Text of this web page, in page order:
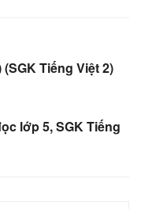
Tiếng Việt 2)
lớp 5, SGK Tiếng